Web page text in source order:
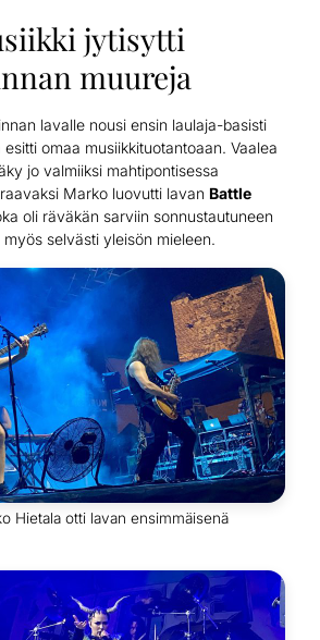
jytisytti
muureja
lavalle nousi ensin laulaja-basisti
omaa musiikkituotantoaan. Vaalea
jo valmiiksi mahtipontisessa
Marko luovutti lavan Battle
oli räväkän sarviin sonnustautuneen
selvästi yleisön mieleen.
Hietala otti lavan ensimmäisenä